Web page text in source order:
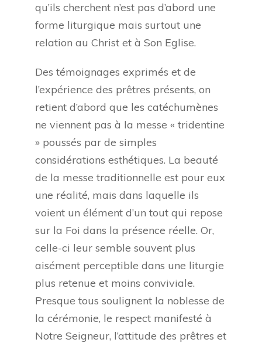
qu’ils cherchent n’est pas d’abord une
forme liturgique mais surtout une
relation au Christ et à Son Eglise.
Des témoignages exprimés et de
l’expérience des prêtres présents, on
retient d’abord que les catéchumènes
ne viennent pas à la messe « tridentine
» poussés par de simples
considérations esthétiques. La beauté
de la messe traditionnelle est pour eux
une réalité, mais dans laquelle ils
voient un élément d’un tout qui repose
sur la Foi dans la présence réelle. Or,
celle-ci leur semble souvent plus
aisément perceptible dans une liturgie
plus retenue et moins conviviale.
Presque tous soulignent la noblesse de
la cérémonie, le respect manifesté à
Notre Seigneur, l’attitude des prêtres et